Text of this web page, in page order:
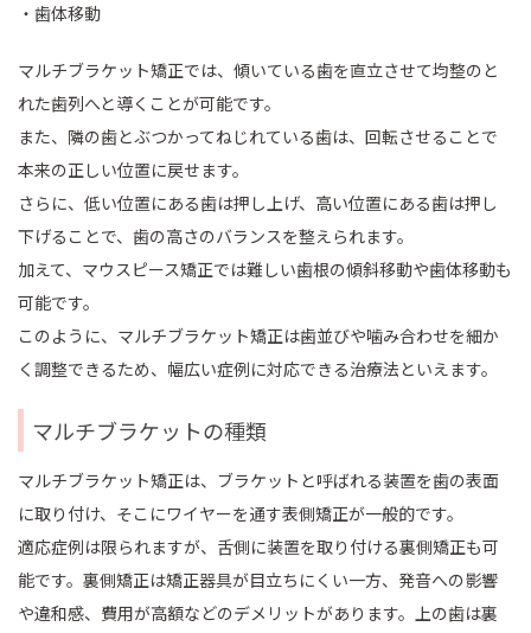
・歯体移動
マルチブラケット矯正では、傾いている歯を直立させて均整のと
れた歯列へと導くことが可能です。
また、隣の歯とぶつかってねじれている歯は、回転させることで
本来の正しい位置に戻せます。
さらに、低い位置にある歯は押し上げ、高い位置にある歯は押し
下げることで、歯の高さのバランスを整えられます。
加えて、マウスピース矯正では難しい歯根の傾斜移動や歯体移動も
可能です。
このように、マルチブラケット矯正は歯並びや噛み合わせを細か
く調整できるため、幅広い症例に対応できる治療法といえます。
マルチブラケットの種類
マルチブラケット矯正は、ブラケットと呼ばれる装置を歯の表面
に取り付け、そこにワイヤーを通す表側矯正が一般的です。
適応症例は限られますが、舌側に装置を取り付ける裏側矯正も可
能です。裏側矯正は矯正器具が目立ちにくい一方、発音への影響
や違和感、費用が高額などのデメリットがあります。上の歯は裏